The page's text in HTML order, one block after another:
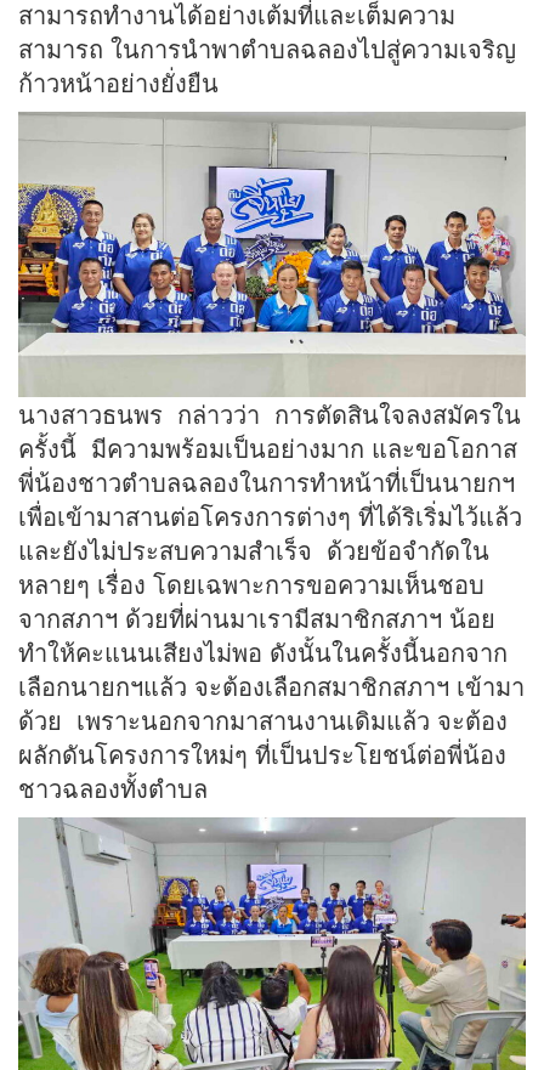
สามารถทำงานได้อย่างเต้มที่และเต็มความ
สามารถ ในการนำพาตำบลฉลองไปสู่ความเจริญ
ก้าวหน้าอย่างยั่งยืน
นางสาวธนพร กล่าวว่า การตัดสินใจลงสมัครใน
ครั้งนี้ มีความพร้อมเป็นอย่างมาก และขอโอกาส
พี่น้องชาวตำบลฉลองในการทำหน้าที่เป็นนายกฯ
เพื่อเข้ามาสานต่อโครงการต่างๆ ที่ได้ริเริ่มไว้แล้ว
และยังไม่ประสบความสำเร็จ ด้วยข้อจำกัดใน
หลายๆ เรื่อง โดยเฉพาะการขอความเห็นชอบ
จากสภาฯ ด้วยที่ผ่านมาเรามีสมาชิกสภาฯ น้อย
ทำให้คะแนนเสียงไม่พอ ดังนั้นในครั้งนี้นอกจาก
เลือกนายกฯแล้ว จะต้องเลือกสมาชิกสภาฯ เข้ามา
ด้วย เพราะนอกจากมาสานงานเดิมแล้ว จะต้อง
ผลักดันโครงการใหม่ๆ ที่เป็นประโยชน์ต่อพี่น้อง
ชาวฉลองทั้งตำบล